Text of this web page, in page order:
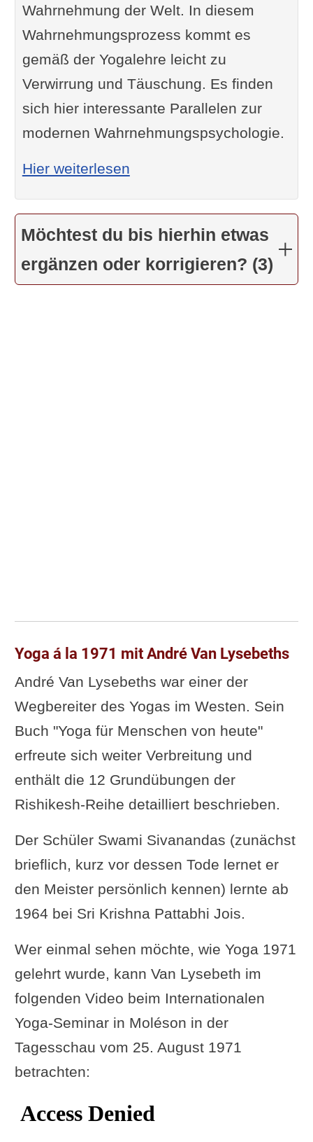
Wahrnehmung der Welt. In diesem
Wahrnehmungsprozess kommt es
gemäß der Yogalehre leicht zu
Verwirrung und Täuschung. Es finden
sich hier interessante Parallelen zur
modernen Wahrnehmungspsychologie.
Hier weiterlesen: Yoga Sutra II-20: Der
Möchtest du bis hierhin etwas
ergänzen oder korrigieren? (3)
Yoga á la 1971 mit André Van Lysebeths
André Van Lysebeths war einer der
Wegbereiter des Yogas im Westen. Sein
Buch "Yoga für Menschen von heute"
erfreute sich weiter Verbreitung und
enthält die 12 Grundübungen der
Rishikesh-Reihe detailliert beschrieben.
Der Schüler Swami Sivanandas (zunächst
brieflich, kurz vor dessen Tode lernet er
den Meister persönlich kennen) lernte ab
1964 bei Sri Krishna Pattabhi Jois.
Wer einmal sehen möchte, wie Yoga 1971
gelehrt wurde, kann Van Lysebeth im
folgenden Video beim Internationalen
Yoga-Seminar in Moléson in der
Tagesschau vom 25. August 1971
betrachten: